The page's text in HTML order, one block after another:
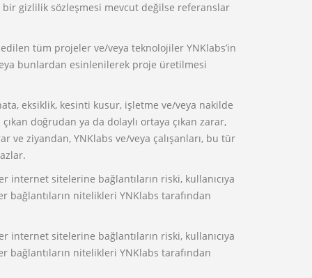
gizlilik sözleşmesi mevcut değilse referanslar
tüm projeler ve/veya teknolojiler YNKlabs’in
bunlardan esinlenilerek proje üretilmesi
eksiklik, kesinti kusur, işletme ve/veya nakilde
doğrudan ya da dolaylı ortaya çıkan zarar,
ve ziyandan, YNKlabs ve/veya çalışanları, bu tür
sitelerine bağlantıların riski, kullanıcıya
nitelikleri YNKlabs tarafından
sitelerine bağlantıların riski, kullanıcıya
nitelikleri YNKlabs tarafından